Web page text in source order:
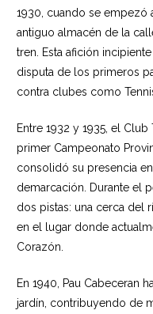
1930, cuando se empezó
antiguo almacén de la
tren. Esta afición
disputa de los primeros
contra clubes como
Entre 1932 y 1935, el
primer Campeonato
consolidó su presencia
demarcación. Durante el
dos pistas: una cerca del
en el lugar donde
Corazón.
En 1940, Pau Cabeceran
jardín, contribuyendo de